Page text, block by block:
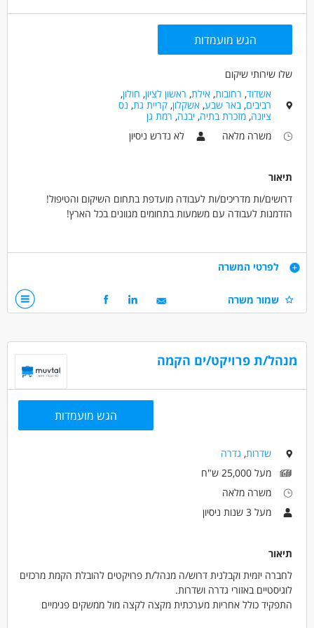
הגש מועמדות
שלו שירותי שיקום
אשדוד, רחובות,אילת, ראשון לציון, חולון,
רביבים,באר שבע,אשקלון,קריית גת, נס
ציונה,מזכרת בתיה,יבנה, רמת גן
משרה מלאה
לא נדרש ניסיון
תיאור
דרושים/ות מדריכים/ות לעבודה מועדפת בתחום השיקום והטיפול!
הזדמנות לעבודה עם משמעות בתחומים מגוונים בכל הארץ!
עבודה בתחומים מגוונים,
מה תקבלו?
סביבה תומכת ומשפחתית
מקומות עבודה בכל הארץ!
דרישות
אחריות,
חינוך, הוראה והדרכה - חונכות
חינוך, הוראה והדרכה - מדריך/ה
לא נדרש ניסיון
עבודה בשעות גמישות
עבודה מיידית
לפרטי המשרה
שמור משרה
מנהל/ת פרויקט/ים הקמה
הגש מועמדות
שדרות, גדרה
מעל 25,000 ש"ח
משרה מלאה
מעל 3 שנות ניסיון
תיאור
לחברה יזמית וקבלנית דרוש/ה מנהל/ת פרויקטים להובלת הקמת מרכזים
לוגיסטיים באזורי גדרה ושדרות.
התפקיד כולל אחריות מערכתית מקצה לקצה מול ממשקים פנימיים